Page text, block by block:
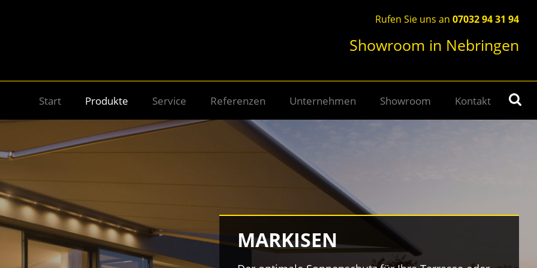
Start Produkte Service Referenzen Unternehmen Showroom Kontakt
Rufen Sie uns an 07032 94 31 94
Showroom in Nebringen
MARKISEN